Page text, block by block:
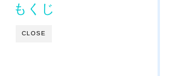
CLOSE
もくじ